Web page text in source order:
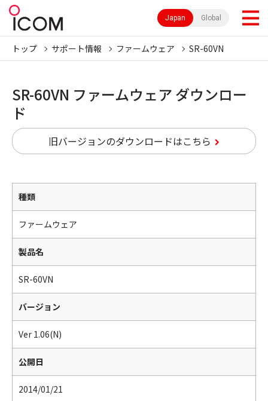
Japan Global
トップ サポート情報 ファームウェア SR-60VN
SR-60VN ファームウェア ダウンロー
ド
旧バージョンのダウンロードはこちら
種類
ファームウェア
製品名
SR-60VN
バージョン
Ver 1.06(N)
公開日
2014/01/21